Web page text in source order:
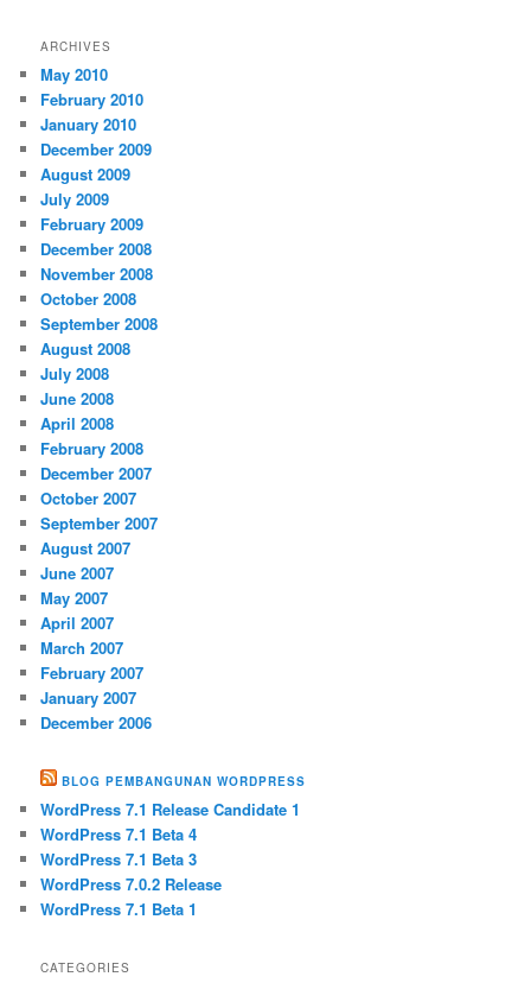
ARCHIVES
May 2010
February 2010
January 2010
December 2009
August 2009
July 2009
February 2009
December 2008
November 2008
October 2008
September 2008
August 2008
July 2008
June 2008
April 2008
February 2008
December 2007
October 2007
September 2007
August 2007
June 2007
May 2007
April 2007
March 2007
February 2007
January 2007
December 2006
BLOG PEMBANGUNAN WORDPRESS
WordPress 7.1 Release Candidate 1
WordPress 7.1 Beta 4
WordPress 7.1 Beta 3
WordPress 7.0.2 Release
WordPress 7.1 Beta 1
CATEGORIES